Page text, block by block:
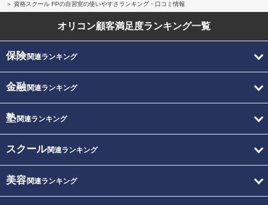
資格スクール FPの自習室の使いやすさランキング・口コミ情報
オリコン顧客満足度ランキング一覧
保険関連ランキング
金融関連ランキング
塾関連ランキング
スクール関連ランキング
美容関連ランキング